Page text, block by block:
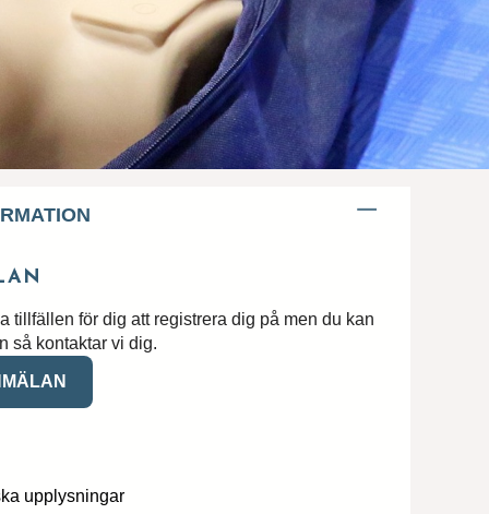
tillfällen för dig att registrera dig på men du kan
så kontaktar vi dig.
upplysningar